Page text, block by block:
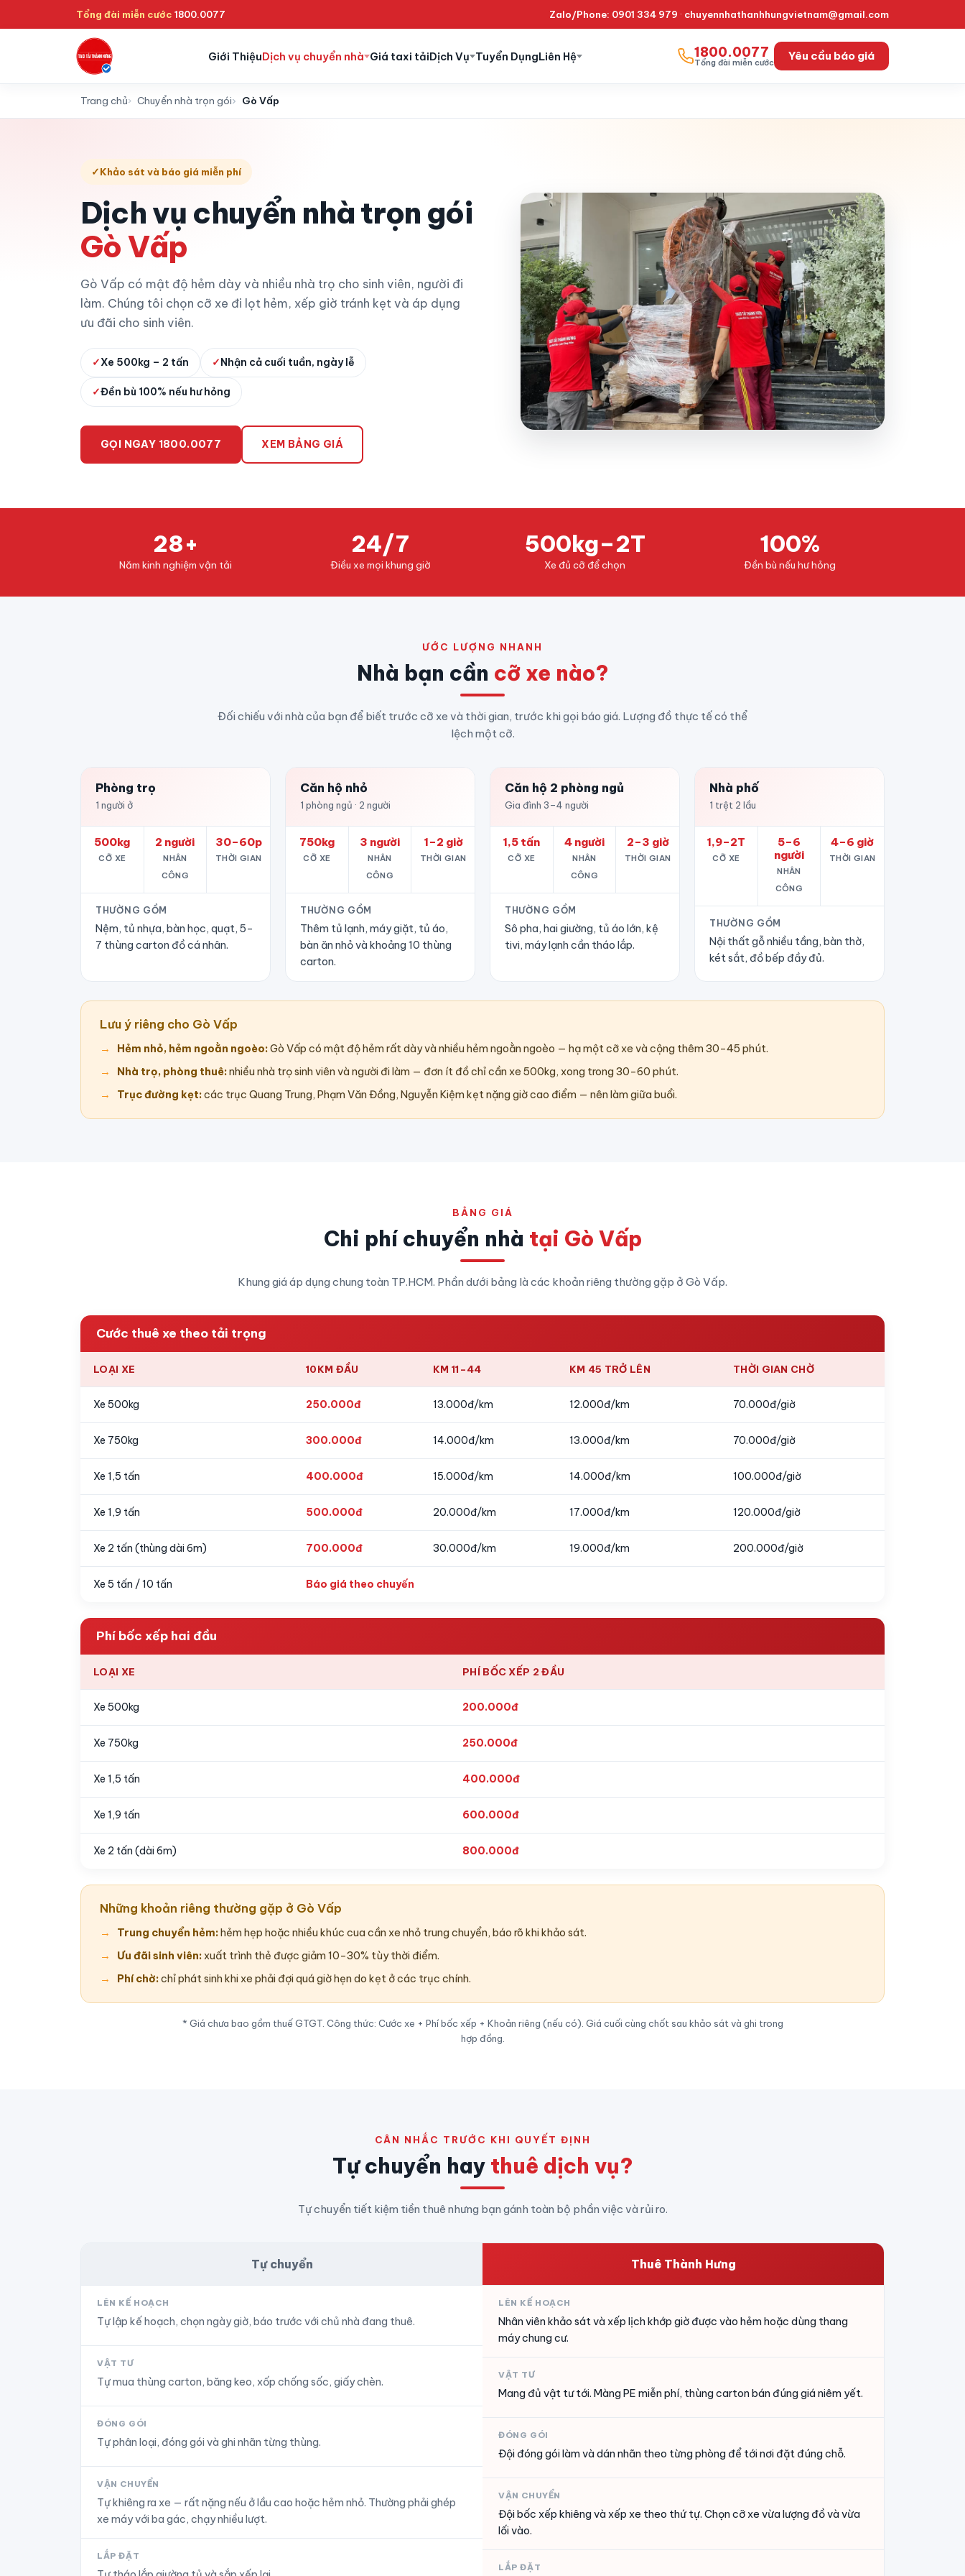
Tổng đài miễn cước 1800.0077 Zalo/Phone: 0901 334 979 · chuyennhathanhhungvietnam@gmail.com
Giới ThiệuDịch vụ chuyển nhà Giá taxi tảiDịch Vụ Tuyển DụngLiên Hệ 1800.0077
Tổng đài miễn cước Yêu cầu báo giá
Trang chủ Chuyển nhà trọn gói Gò Vấp
✓Khảo sát và báo giá miễn phí
Dịch vụ chuyển nhà trọn gói
Gò Vấp
Gò Vấp có mật độ hẻm dày và nhiều nhà trọ cho sinh viên, người đi
làm. Chúng tôi chọn cỡ xe đi lọt hẻm, xếp giờ tránh kẹt và áp dụng
ưu đãi cho sinh viên.
✓Xe 500kg – 2 tấn ✓Nhận cả cuối tuần, ngày lễ
✓Đền bù 100% nếu hư hỏng
GỌI NGAY 1800.0077 XEM BẢNG GIÁ
28+
Năm kinh nghiệm vận tải
24/7
Điều xe mọi khung giờ
500kg–2T
Xe đủ cỡ để chọn
100%
Đền bù nếu hư hỏng
ƯỚC LƯỢNG NHANH
Nhà bạn cần cỡ xe nào?
Đối chiếu với nhà của bạn để biết trước cỡ xe và thời gian, trước khi gọi báo giá. Lượng đồ thực tế có thể
lệch một cỡ.
Phòng trọ
1 người ở
500kg
CỠ XE
2 người
NHÂN
CÔNG
30–60p
THỜI GIAN
THƯỜNG GỒM
Nệm, tủ nhựa, bàn học, quạt, 5–
7 thùng carton đồ cá nhân.
Căn hộ nhỏ
1 phòng ngủ · 2 người
750kg
CỠ XE
3 người
NHÂN
CÔNG
1–2 giờ
THỜI GIAN
THƯỜNG GỒM
Thêm tủ lạnh, máy giặt, tủ áo,
bàn ăn nhỏ và khoảng 10 thùng
carton.
Căn hộ 2 phòng ngủ
Gia đình 3–4 người
1,5 tấn
CỠ XE
4 người
NHÂN
CÔNG
2–3 giờ
THỜI GIAN
THƯỜNG GỒM
Sô pha, hai giường, tủ áo lớn, kệ
tivi, máy lạnh cần tháo lắp.
Nhà phố
1 trệt 2 lầu
1,9–2T
CỠ XE
5–6
người
NHÂN
CÔNG
4–6 giờ
THỜI GIAN
THƯỜNG GỒM
Nội thất gỗ nhiều tầng, bàn thờ,
két sắt, đồ bếp đầy đủ.
Lưu ý riêng cho Gò Vấp
Hẻm nhỏ, hẻm ngoằn ngoèo:Gò Vấp có mật độ hẻm rất dày và nhiều hẻm ngoằn ngoèo — hạ một cỡ xe và cộng thêm 30–45 phút.
Nhà trọ, phòng thuê:nhiều nhà trọ sinh viên và người đi làm — đơn ít đồ chỉ cần xe 500kg, xong trong 30–60 phút.
Trục đường kẹt:các trục Quang Trung, Phạm Văn Đồng, Nguyễn Kiệm kẹt nặng giờ cao điểm — nên làm giữa buổi.
BẢNG GIÁ
Chi phí chuyển nhà tại Gò Vấp
Khung giá áp dụng chung toàn TP.HCM. Phần dưới bảng là các khoản riêng thường gặp ở Gò Vấp.
Cước thuê xe theo tải trọng
LOẠI XE 10KM ĐẦU KM 11–44 KM 45 TRỞ LÊN THỜI GIAN CHỜ
Xe 500kg 250.000đ 13.000đ/km 12.000đ/km 70.000đ/giờ
Xe 750kg 300.000đ 14.000đ/km 13.000đ/km 70.000đ/giờ
Xe 1,5 tấn 400.000đ 15.000đ/km 14.000đ/km 100.000đ/giờ
Xe 1,9 tấn 500.000đ 20.000đ/km 17.000đ/km 120.000đ/giờ
Xe 2 tấn (thùng dài 6m) 700.000đ 30.000đ/km 19.000đ/km 200.000đ/giờ
Xe 5 tấn / 10 tấn Báo giá theo chuyến
Phí bốc xếp hai đầu
LOẠI XE PHÍ BỐC XẾP 2 ĐẦU
Xe 500kg 200.000đ
Xe 750kg 250.000đ
Xe 1,5 tấn 400.000đ
Xe 1,9 tấn 600.000đ
Xe 2 tấn (dài 6m) 800.000đ
Những khoản riêng thường gặp ở Gò Vấp
Trung chuyển hẻm:hẻm hẹp hoặc nhiều khúc cua cần xe nhỏ trung chuyển, báo rõ khi khảo sát.
Ưu đãi sinh viên:xuất trình thẻ được giảm 10–30% tùy thời điểm.
Phí chờ:chỉ phát sinh khi xe phải đợi quá giờ hẹn do kẹt ở các trục chính.
* Giá chưa bao gồm thuế GTGT. Công thức: Cước xe + Phí bốc xếp + Khoản riêng (nếu có). Giá cuối cùng chốt sau khảo sát và ghi trong
hợp đồng.
CÂN NHẮC TRƯỚC KHI QUYẾT ĐỊNH
Tự chuyển hay thuê dịch vụ?
Tự chuyển tiết kiệm tiền thuê nhưng bạn gánh toàn bộ phần việc và rủi ro.
Tự chuyển
LÊN KẾ HOẠCH
Tự lập kế hoạch, chọn ngày giờ, báo trước với chủ nhà đang thuê.
VẬT TƯ
Tự mua thùng carton, băng keo, xốp chống sốc, giấy chèn.
ĐÓNG GÓI
Tự phân loại, đóng gói và ghi nhãn từng thùng.
VẬN CHUYỂN
Tự khiêng ra xe — rất nặng nếu ở lầu cao hoặc hẻm nhỏ. Thường phải ghép
xe máy với ba gác, chạy nhiều lượt.
LẮP ĐẶT
Thuê Thành Hưng
LÊN KẾ HOẠCH
Nhân viên khảo sát và xếp lịch khớp giờ được vào hẻm hoặc dùng thang
máy chung cư.
VẬT TƯ
Mang đủ vật tư tới. Màng PE miễn phí, thùng carton bán đúng giá niêm yết.
ĐÓNG GÓI
Đội đóng gói làm và dán nhãn theo từng phòng để tới nơi đặt đúng chỗ.
VẬN CHUYỂN
Đội bốc xếp khiêng và xếp xe theo thứ tự. Chọn cỡ xe vừa lượng đồ và vừa
lối vào.
LẮP ĐẶT